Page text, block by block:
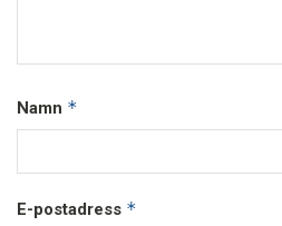
Namn *
E-postadress *